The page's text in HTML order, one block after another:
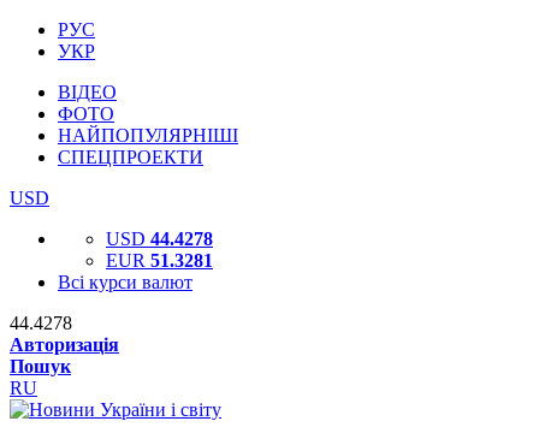
РУС
УКР
ВІДЕО
ФОТО
НАЙПОПУЛЯРНІШІ
СПЕЦПРОЕКТИ
USD
USD 44.4278
EUR 51.3281
Всі курси валют
44.4278
Авторизація
Пошук
RU